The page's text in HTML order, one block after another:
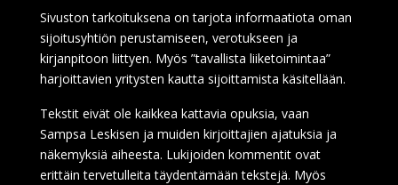
Sivuston tarkoituksena on tarjota informaatiota oman
sijoitusyhtiön perustamiseen, verotukseen ja
kirjanpitoon liittyen. Myös ”tavallista liiketoimintaa”
harjoittavien yritysten kautta sijoittamista käsitellään.
Tekstit eivät ole kaikkea kattavia opuksia, vaan
Sampsa Leskisen ja muiden kirjoittajien ajatuksia ja
näkemyksiä aiheesta. Lukijoiden kommentit ovat
erittäin tervetulleita täydentämään tekstejä. Myös